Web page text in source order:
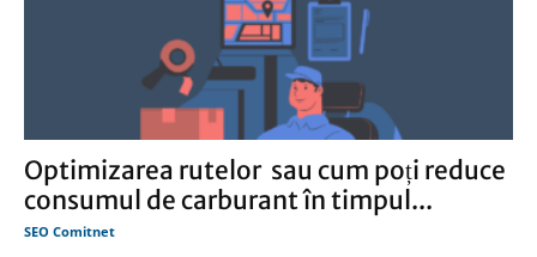
Optimizarea rutelor sau cum poți reduce
consumul de carburant în timpul...
SEO Comitnet